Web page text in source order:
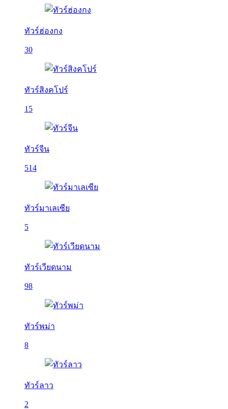
ทัวร์ฮ่องกง
30
ทัวร์สิงคโปร์
15
ทัวร์จีน
514
ทัวร์มาเลเซีย
5
ทัวร์เวียดนาม
98
ทัวร์พม่า
8
ทัวร์ลาว
2